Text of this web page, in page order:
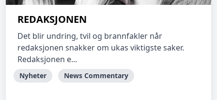
REDAKSJONEN
Det blir undring, tvil og brannfakler når
redaksjonen snakker om ukas viktigste saker.
Redaksjonen e...
Nyheter News Commentary